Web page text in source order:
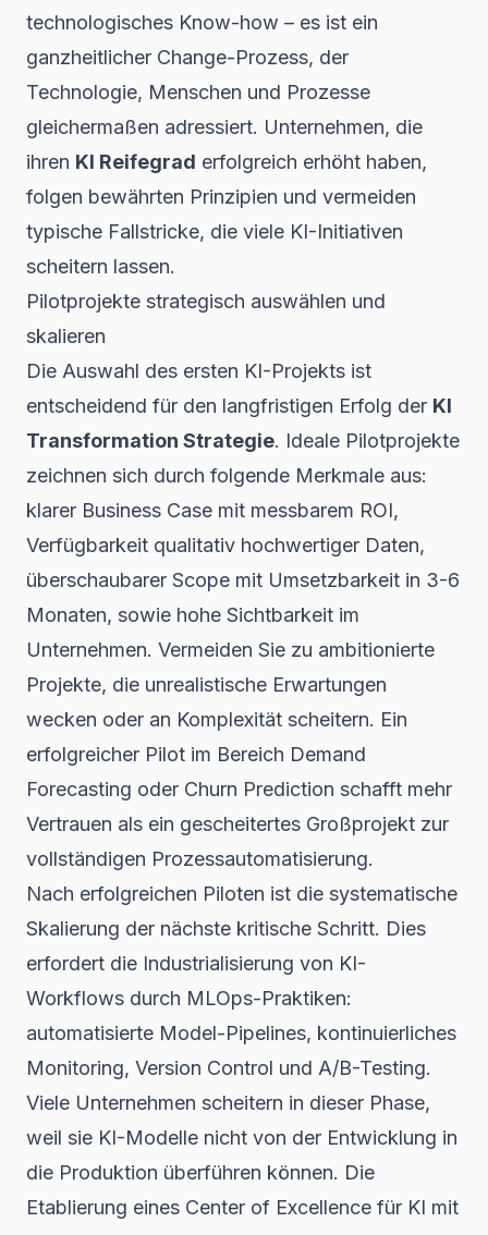
technologisches Know-how – es ist ein
ganzheitlicher Change-Prozess, der
Technologie, Menschen und Prozesse
gleichermaßen adressiert. Unternehmen, die
ihren KI Reifegrad erfolgreich erhöht haben,
folgen bewährten Prinzipien und vermeiden
typische Fallstricke, die viele KI-Initiativen
scheitern lassen.
Pilotprojekte strategisch auswählen und
skalieren
Die Auswahl des ersten KI-Projekts ist
entscheidend für den langfristigen Erfolg der KI
Transformation Strategie. Ideale Pilotprojekte
zeichnen sich durch folgende Merkmale aus:
klarer Business Case mit messbarem ROI,
Verfügbarkeit qualitativ hochwertiger Daten,
überschaubarer Scope mit Umsetzbarkeit in 3-6
Monaten, sowie hohe Sichtbarkeit im
Unternehmen. Vermeiden Sie zu ambitionierte
Projekte, die unrealistische Erwartungen
wecken oder an Komplexität scheitern. Ein
erfolgreicher Pilot im Bereich Demand
Forecasting oder Churn Prediction schafft mehr
Vertrauen als ein gescheitertes Großprojekt zur
vollständigen Prozessautomatisierung.
Nach erfolgreichen Piloten ist die systematische
Skalierung der nächste kritische Schritt. Dies
erfordert die Industrialisierung von KI-
Workflows durch MLOps-Praktiken:
automatisierte Model-Pipelines, kontinuierliches
Monitoring, Version Control und A/B-Testing.
Viele Unternehmen scheitern in dieser Phase,
weil sie KI-Modelle nicht von der Entwicklung in
die Produktion überführen können. Die
Etablierung eines Center of Excellence für KI mit